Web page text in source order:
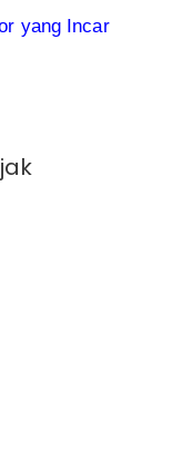
yang Incar